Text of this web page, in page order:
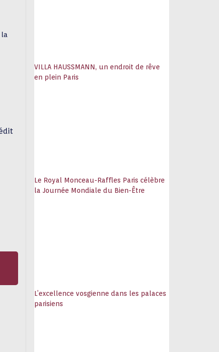
VILLA HAUSSMANN, un endroit de rêve
en plein Paris
Le Royal Monceau-Raffles Paris célèbre
la Journée Mondiale du Bien-Être
L’excellence vosgienne dans les palaces
parisiens